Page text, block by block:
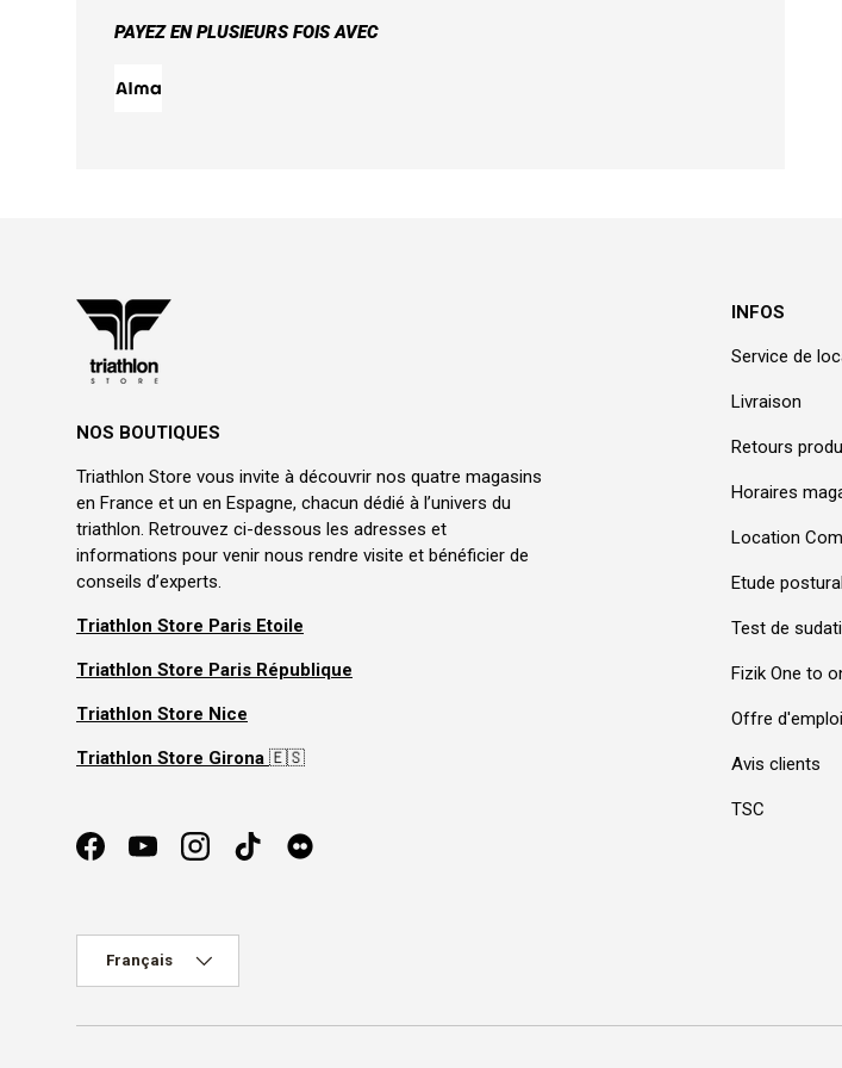
PAYEZ EN PLUSIEURS FOIS AVEC
NOS BOUTIQUES
Triathlon Store vous invite à découvrir nos quatre magasins
en France et un en Espagne, chacun dédié à l’univers du
triathlon. Retrouvez ci-dessous les adresses et
informations pour venir nous rendre visite et bénéficier de
conseils d’experts.
Triathlon Store Paris Etoile
Triathlon Store Paris République
Triathlon Store Nice
Triathlon Store Girona 🇪🇸
FacebookYouTubeInstagramTikTok
INFOS
Service de
Livraison
Retours
Horaires
Location
Etude
Test de
Fizik One to
Offre d'emploi
Avis clients
TSC
Français